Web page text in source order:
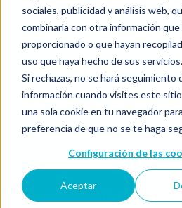
sociales, publicidad y análisis web,
combinarla con otra información que
proporcionado o que hayan
uso que haya hecho de sus servicios.
Si rechazas, no se hará seguimiento
información cuando visites este sitio
una sola cookie en tu navegador
preferencia de que no se te haga
Configuración de las
Aceptar
1º
ciclo
virtual